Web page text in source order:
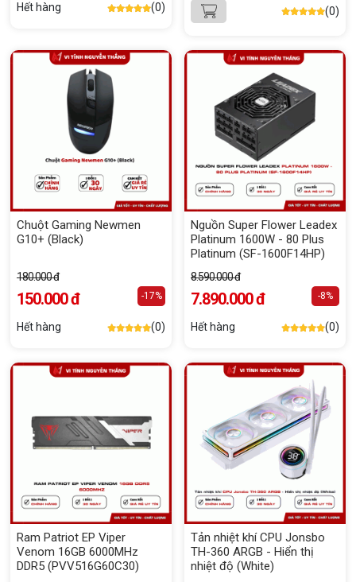
Hết hàng (0) (0)
Chuột Gaming Newmen
G10+ (Black)
180.000 đ
150.000 đ -17%
Hết hàng (0)
Nguồn Super Flower Leadex
Platinum 1600W - 80 Plus
Platinum (SF-1600F14HP)
8.590.000 đ
7.890.000 đ -8%
Hết hàng (0)
Ram Patriot EP Viper
Venom 16GB 6000MHz
DDR5 (PVV516G60C30)
Tản nhiệt khí CPU Jonsbo
TH-360 ARGB - Hiển thị
nhiệt độ (White)